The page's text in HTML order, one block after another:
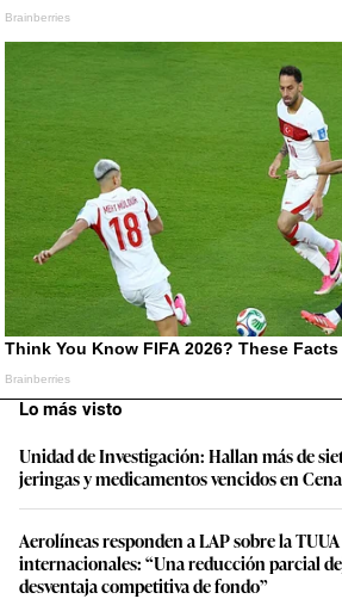
Lo más visto
Unidad de Investigación: Hallan más de
jeringas y medicamentos vencidos en
Aerolíneas responden a LAP sobre la TUUA
internacionales: “Una reducción parcial
desventaja competitiva de fondo”